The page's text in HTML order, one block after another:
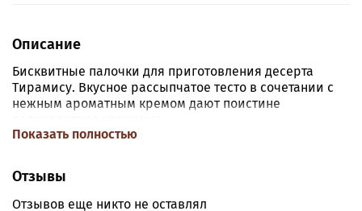
Описание
Бисквитные палочки для приготовления десерта
Тирамису. Вкусное рассыпчатое тесто в сочетании с
нежным ароматным кремом дают поистине
натуральные ароматизаторы, соль. Может содержать
следы продукты переработки молока.
Показать полностью
Отзывы
Отзывов еще никто не оставлял